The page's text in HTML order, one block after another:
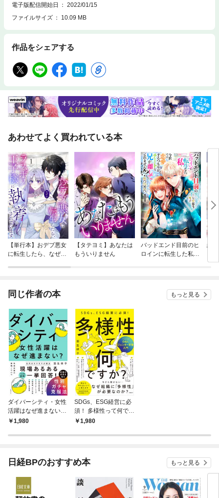
定!■推薦コメントも続々! 「言い訳ばかりの上司に、必ず読ませてくださ
い。」――サイボウズ社長 青野慶久「多様性のある企業こそ成長す
る。その証明となる一冊だ。」――アクセンチュア社長 江川昌史「多
電子版配信開始日
2022/01/15
ファイルサイズ
10.09 MB
作品をシェアする
あわせてよく買われている本
【単行本】おデブ悪女
に転生したら、なぜか
【タテヨミ】あなたは
もういりません
バッドエンド目前のヒ
ロインに転生した私、
結
同じ作者の本 もっと見る
ダイバーシティ・女性
活躍はなぜ進まない？
組織の成長を阻む性
1,980
SDGs、ESG経営に必
須！ 多様性って何です
か？ D＆I、ジェンダー
1,980
日経BPのおすすめ本 もっと見る